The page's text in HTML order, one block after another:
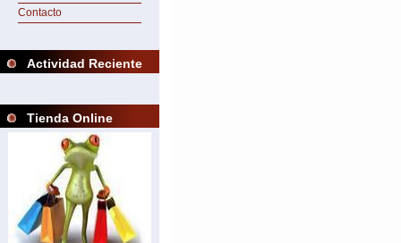
Contacto
Actividad Reciente
Tienda Online